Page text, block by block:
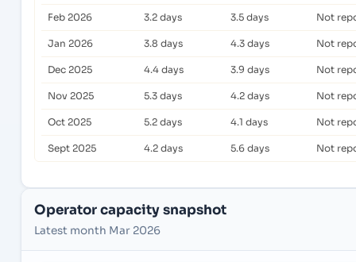
Feb 2026 3.2 days 3.5 days Not
Jan 2026 3.8 days 4.3 days Not
Dec 2025 4.4 days 3.9 days Not
Nov 2025 5.3 days 4.2 days Not
Oct 2025 5.2 days 4.1 days Not
Sept 2025 4.2 days 5.6 days Not
Operator capacity snapshot
Latest month Mar 2026